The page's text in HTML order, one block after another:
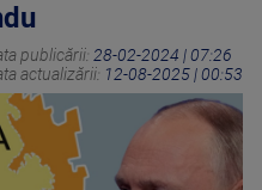
publicării: 28-02-2024 | 07:26
actualizării: 12-08-2025 | 00:53